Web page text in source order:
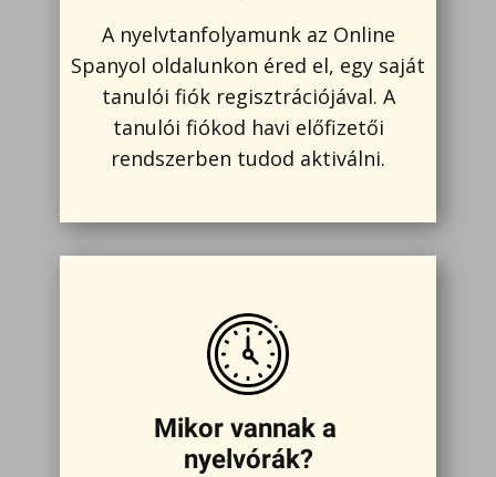
A nyelvtanfolyamunk az Online
Spanyol oldalunkon éred el, egy saját
tanulói fiók regisztrációjával. A
tanulói fiókod havi előfizetői
rendszerben tudod aktiválni.
Mikor vannak a
nyelvórák?